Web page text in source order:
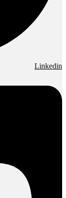
Linkedin